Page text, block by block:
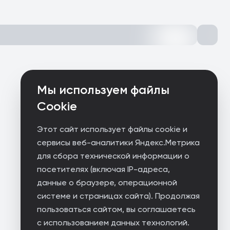
Мы используем файлы
Cookie
Этот сайт использует файлы cookie и
сервисы веб-аналитики Яндекс.Метрика
для сбора технической информации о
посетителях (включая IP-адреса,
данные о браузере, операционной
системе и страницах сайта). Продолжая
пользоваться сайтом, вы соглашаетесь
с использованием данных технологий.